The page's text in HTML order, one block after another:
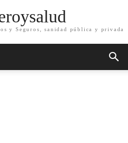
y Seguros, sanidad pública y privada